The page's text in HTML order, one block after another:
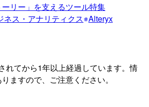
ーリー」を支えるツール特集
ネス・アナリティクス Alteryx
れてから1年以上経過しています。情
ますので、ご注意ください。